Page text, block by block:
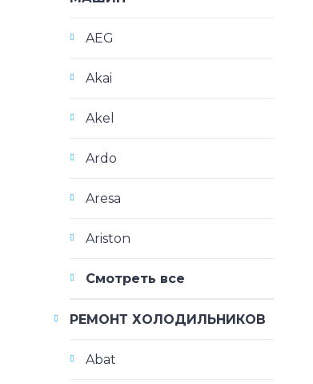
AEG
Akai
Akel
Ardo
Aresa
Ariston
Смотреть все
РЕМОНТ ХОЛОДИЛЬНИКОВ
Abat